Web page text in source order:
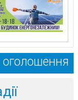
оголошення